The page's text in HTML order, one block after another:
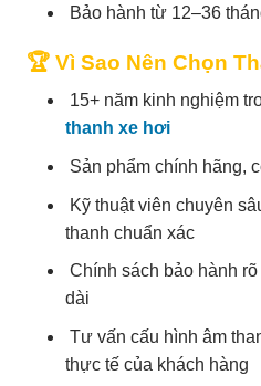
Bảo hành từ 12–36
🏆 Vì Sao Nên Chọn
15+ năm kinh nghiệm
thanh xe hơi
Sản phẩm chính hãng,
Kỹ thuật viên chuyên
thanh chuẩn xác
Chính sách bảo hành
dài
Tư vấn cấu hình âm
thực tế của khách hàng